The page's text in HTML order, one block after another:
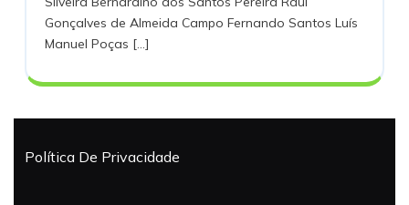
Gonçalves de Almeida Campo Fernando Santos Luís
Manuel Poças [...]
Política De Privacidade